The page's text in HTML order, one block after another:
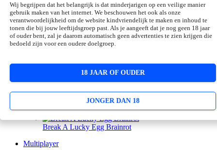
Wij begrijpen dat het belangrijk is dat minderjarigen op een veilige manier
gebruik maken van het internet. We beschouwen het ook als onze
verantwoordelijkheid om de website kindvriendelijk te maken en inhoud te
tonen die bij jouw leeftijdsgroep past. Als je aangeeft dat je nog geen 18 jaar
of ouder bent, zal je daarom automatisch geen advertenties te zien krijgen die
bedoeld zijn voor een oudere doelgroep.
JONGER DAN 18
18 JAAR OF OUDER
Master of Numbers
Human Evolution Run
Mob Control
Obby Rainbow Tower
Escape the Alien Prison
Commando Force 2
Break A Lucky Egg Brainrot
Multiplayer